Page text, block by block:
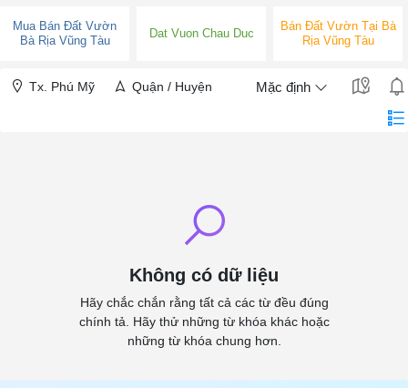
Mua Bán Đất Vườn
Bà Rịa Vũng Tàu
Dat Vuon Chau Duc
Bán Đất Vườn Tại Bà
Rịa Vũng Tàu
Tx. Phú Mỹ Quận / Huyện Mặc định
Không có dữ liệu
Hãy chắc chắn rằng tất cả các từ đều đúng
chính tả. Hãy thử những từ khóa khác hoặc
những từ khóa chung hơn.